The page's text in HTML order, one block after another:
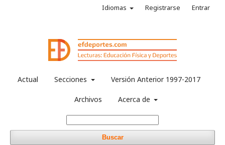
Actual Secciones Versión Anterior 1997-2017
Archivos Acerca de
Buscar
Idiomas Registrarse Entrar